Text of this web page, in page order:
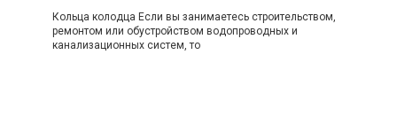
Кольца колодца Если вы занимаетесь строительством,
ремонтом или обустройством водопроводных и
канализационных систем, то